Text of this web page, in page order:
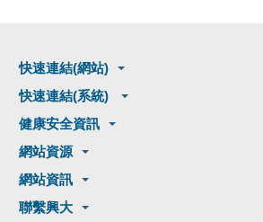
快速連結(網站)
快速連結(系統)
健康安全資訊
網站資源
網站資訊
聯繫興大